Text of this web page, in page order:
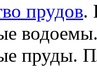
прудов.
пруды.